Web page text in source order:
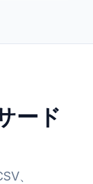
ード
、